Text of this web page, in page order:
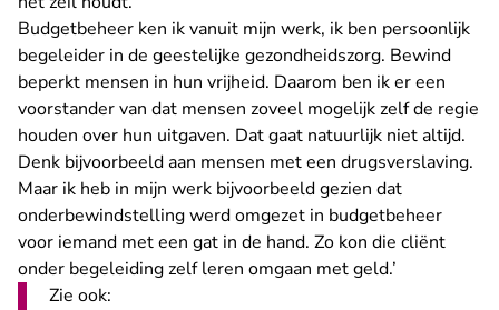
Budgetbeheer ken ik vanuit mijn werk, ik ben persoonlijk
begeleider in de geestelijke gezondheidszorg. Bewind
beperkt mensen in hun vrijheid. Daarom ben ik er een
voorstander van dat mensen zoveel mogelijk zelf de regie
houden over hun uitgaven. Dat gaat natuurlijk niet altijd.
Denk bijvoorbeeld aan mensen met een drugsverslaving.
Maar ik heb in mijn werk bijvoorbeeld gezien dat
onderbewindstelling werd omgezet in budgetbeheer
voor iemand met een gat in de hand. Zo kon die cliënt
onder begeleiding zelf leren omgaan met geld.’
Zie ook: